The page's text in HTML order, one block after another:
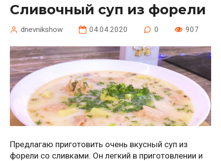
Сливочный суп из форели
dnevnikshow 04.04.2020 0 907
Предлагаю приготовить очень вкусный суп из
форели со сливками. Он легкий в приготовлении и